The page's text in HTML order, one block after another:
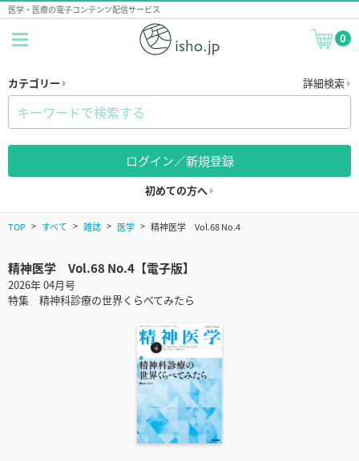
医学・医療の電子コンテンツ配信サービス
0
カテゴリー 詳細検索
ログイン／新規登録
初めての方へ
TOP すべて 雑誌 医学 精神医学 Vol.68 No.4
精神医学 Vol.68 No.4【電子版】
2026年 04月号
特集 精神科診療の世界くらべてみたら